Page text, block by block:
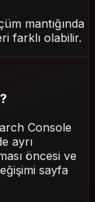
mantığında
farklı olabilir.
Console
ayrı
öncesi ve
sayfa